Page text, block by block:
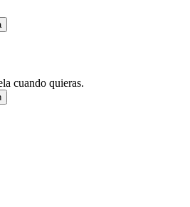
cuando quieras.